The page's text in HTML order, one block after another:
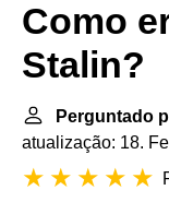
Como
Stalin?
Perguntado
atualização: 18.